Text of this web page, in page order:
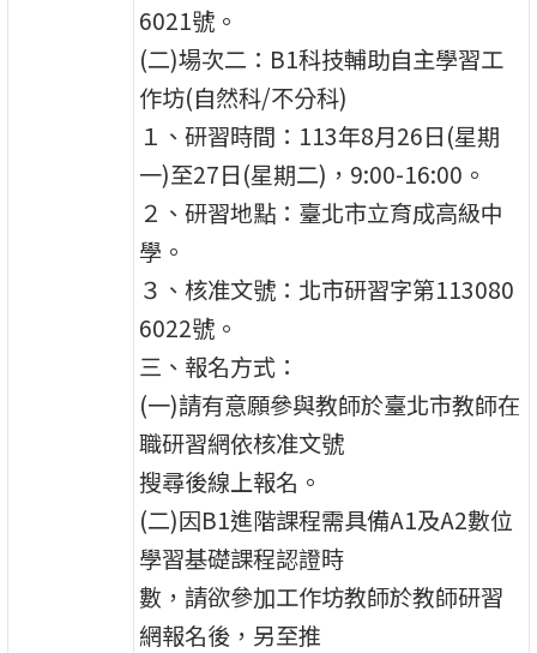
6021號。
(二)場次二：B1科技輔助自主學習工
作坊(自然科/不分科)
１、研習時間：113年8月26日(星期
一)至27日(星期二)，9:00-16:00。
２、研習地點：臺北市立育成高級中
學。
３、核准文號：北市研習字第113080
6022號。
三、報名方式：
(一)請有意願參與教師於臺北市教師在
職研習網依核准文號
搜尋後線上報名。
(二)因B1進階課程需具備A1及A2數位
學習基礎課程認證時
數，請欲參加工作坊教師於教師研習
網報名後，另至推